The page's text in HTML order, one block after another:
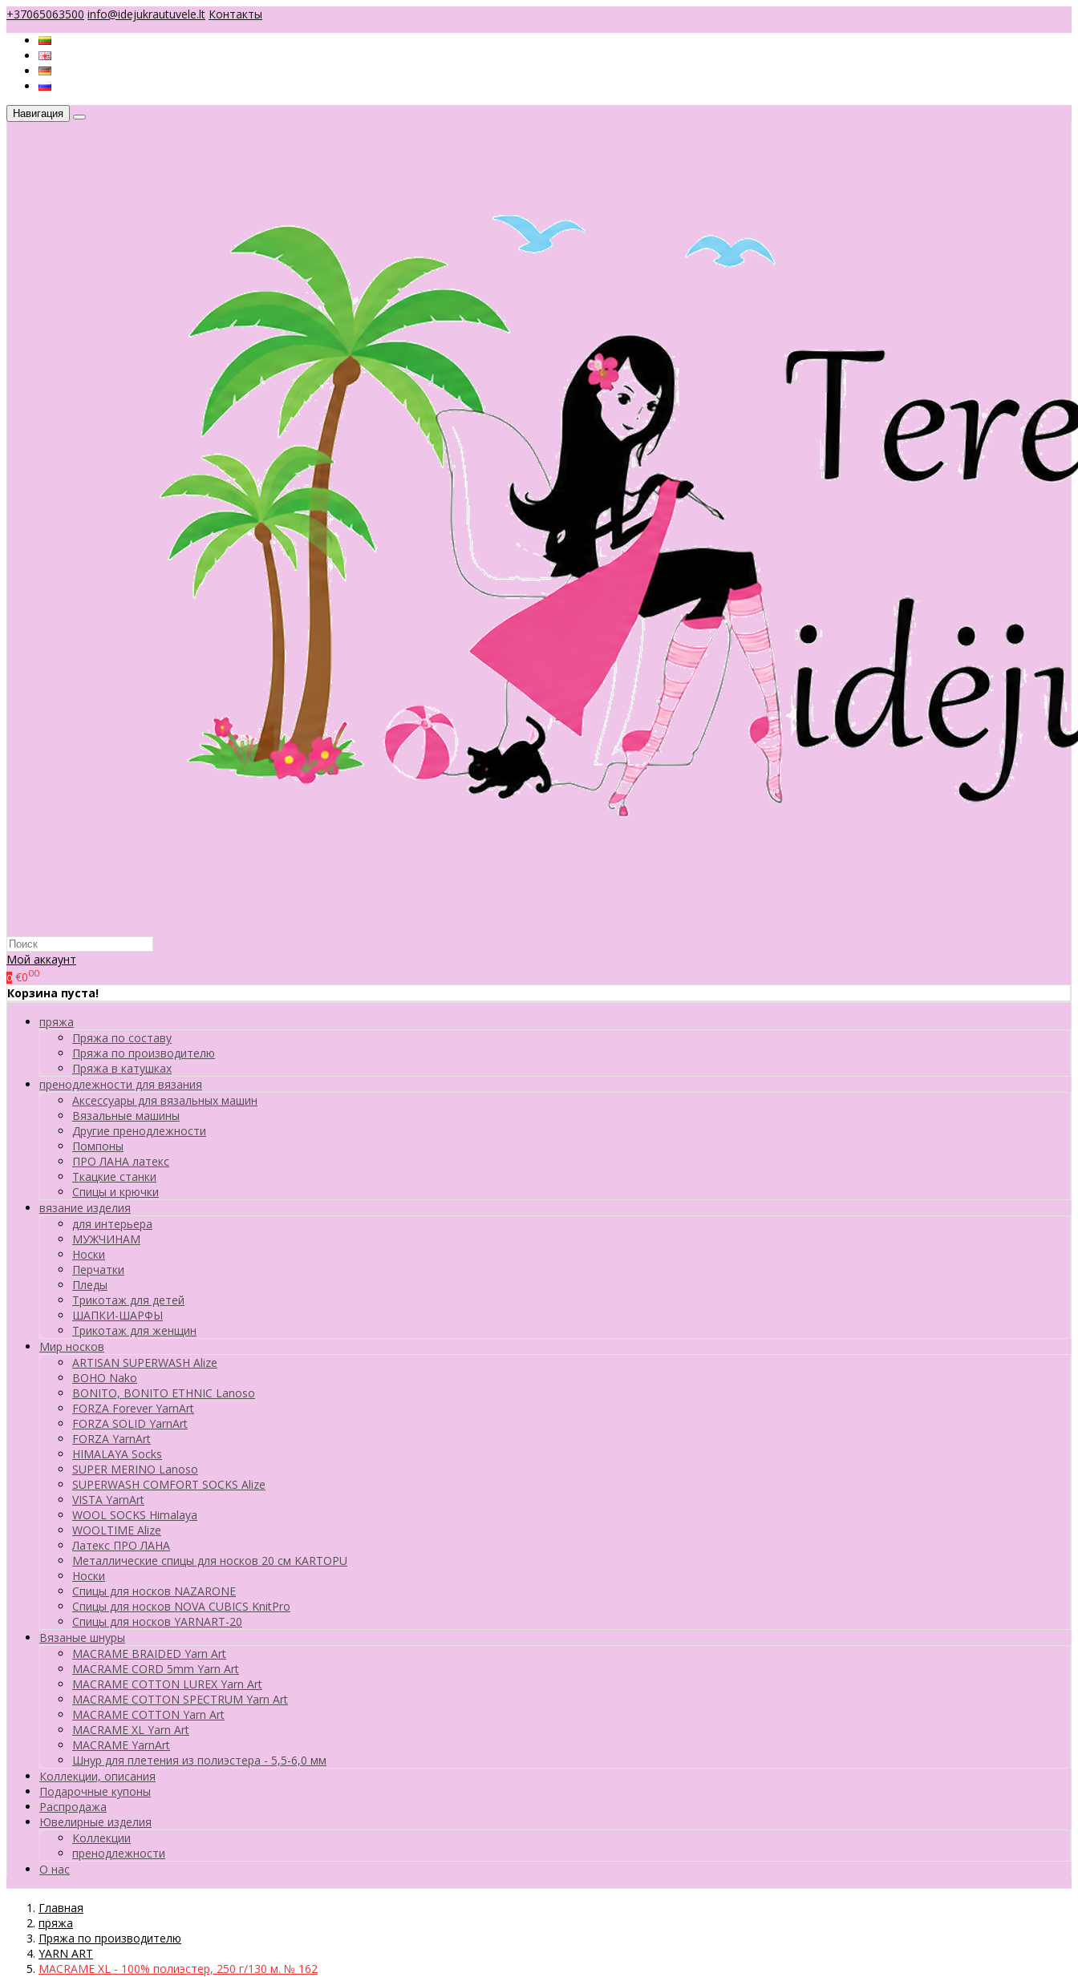
+37065063500 info@idejukrautuvele.lt Контакты
Навигация
Мой аккаунт
0 €000
Корзина пуста!
пряжа
Пряжа по составу
Пряжа по производителю
Пряжа в катушках
пренодлежности для вязания
Аксессуары для вязальных машин
Вязальные машины
Другие пренодлежности
Помпоны
ПРО ЛАНА латекс
Ткацкие станки
Cпицы и крючки
вязание изделия
для интерьера
МУЖЧИНАМ
Носки
Перчатки
Пледы
Трикотаж для детей
ШАПКИ-ШАРФЫ
Трикотаж для женщин
Мир носков
ARTISAN SUPERWASH Alize
BOHO Nako
BONITO, BONITO ETHNIC Lanoso
FORZA Forever YarnArt
FORZA SOLID YarnArt
FORZA YarnArt
HIMALAYA Socks
SUPER MERINO Lanoso
SUPERWASH COMFORT SOCKS Alize
VISTA YarnArt
WOOL SOCKS Himalaya
WOOLTIME Alize
Латекс ПРО ЛАНА
Металлические спицы для носков 20 см KARTOPU
Носки
Спицы для носков NAZARONE
Спицы для носков NOVA CUBICS KnitPro
Спицы для носков YARNART-20
Вязаные шнуры
MACRAME BRAIDED Yarn Art
MACRAME CORD 5mm Yarn Art
MACRAME COTTON LUREX Yarn Art
MACRAME COTTON SPECTRUM Yarn Art
MACRAME COTTON Yarn Art
MACRAME XL Yarn Art
MACRAME YarnArt
Шнур для плетения из полиэстера - 5,5-6,0 мм
Коллекции, описания
Подарочные купоны
Распродажа
Ювелирные изделия
Коллекции
пренодлежности
О нас
Главная
пряжа
Пряжа по производителю
YARN ART
MACRAME XL - 100% полиэстер, 250 г/130 м. № 162